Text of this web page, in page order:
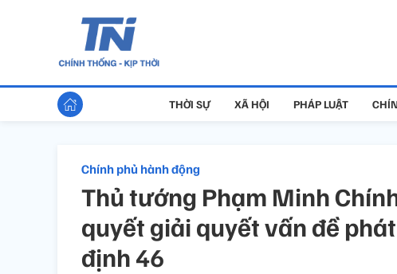
THỜI SỰ XÃ HỘI PHÁP LUẬT
Chính phủ hành động
Thủ tướng Phạm Minh
quyết giải quyết vấn đề
định 46